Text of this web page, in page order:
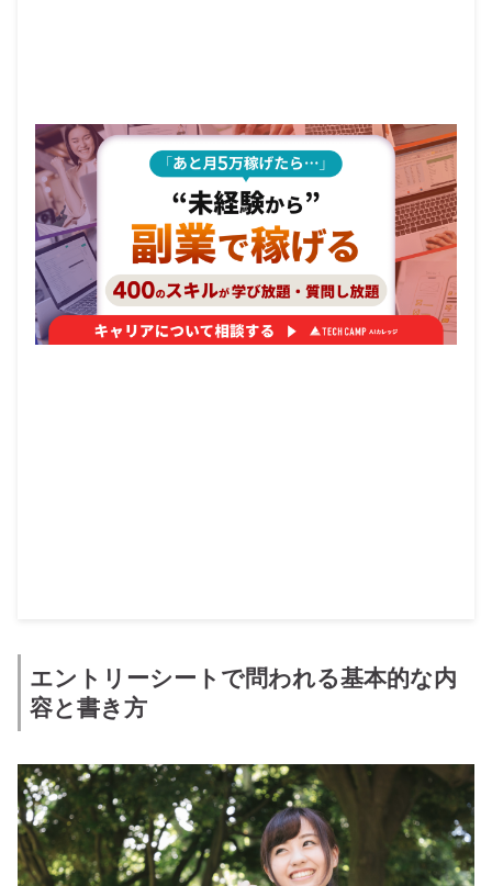
エントリーシートで問われる基本的な内
容と書き方